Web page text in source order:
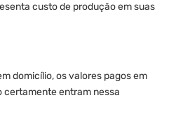
custo de produção em suas
domicílio, os valores pagos em
entram nessa